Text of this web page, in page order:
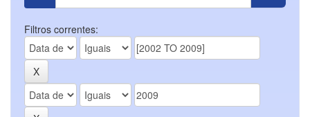
Filtros correntes: